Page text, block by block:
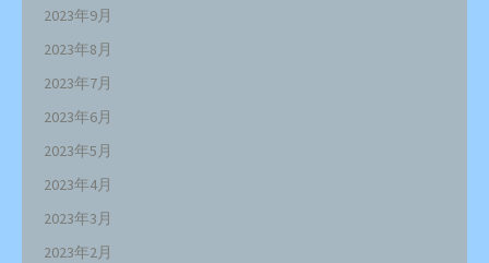
2023年9月
2023年8月
2023年7月
2023年6月
2023年5月
2023年4月
2023年3月
2023年2月